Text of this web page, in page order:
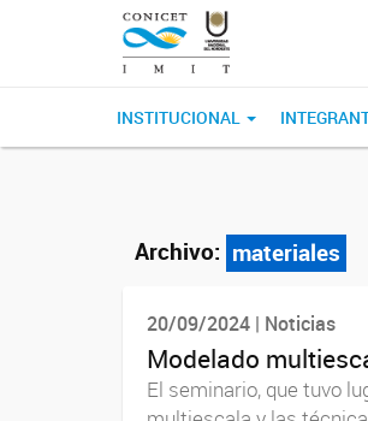
INSTITUCIONAL
Archivo: materiales
20/09/2024 | Noticias
Modelado
El seminario, que tuvo